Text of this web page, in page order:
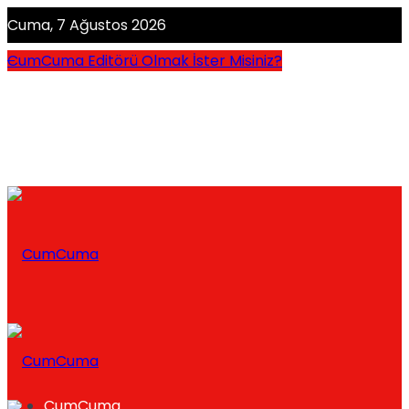
Cuma, 7 Ağustos 2026
CumCuma Editörü Olmak İster Misiniz?